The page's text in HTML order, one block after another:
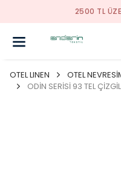
2500 TL
OTEL LINEN
OTEL
ODİN SERİSİ 93 TEL